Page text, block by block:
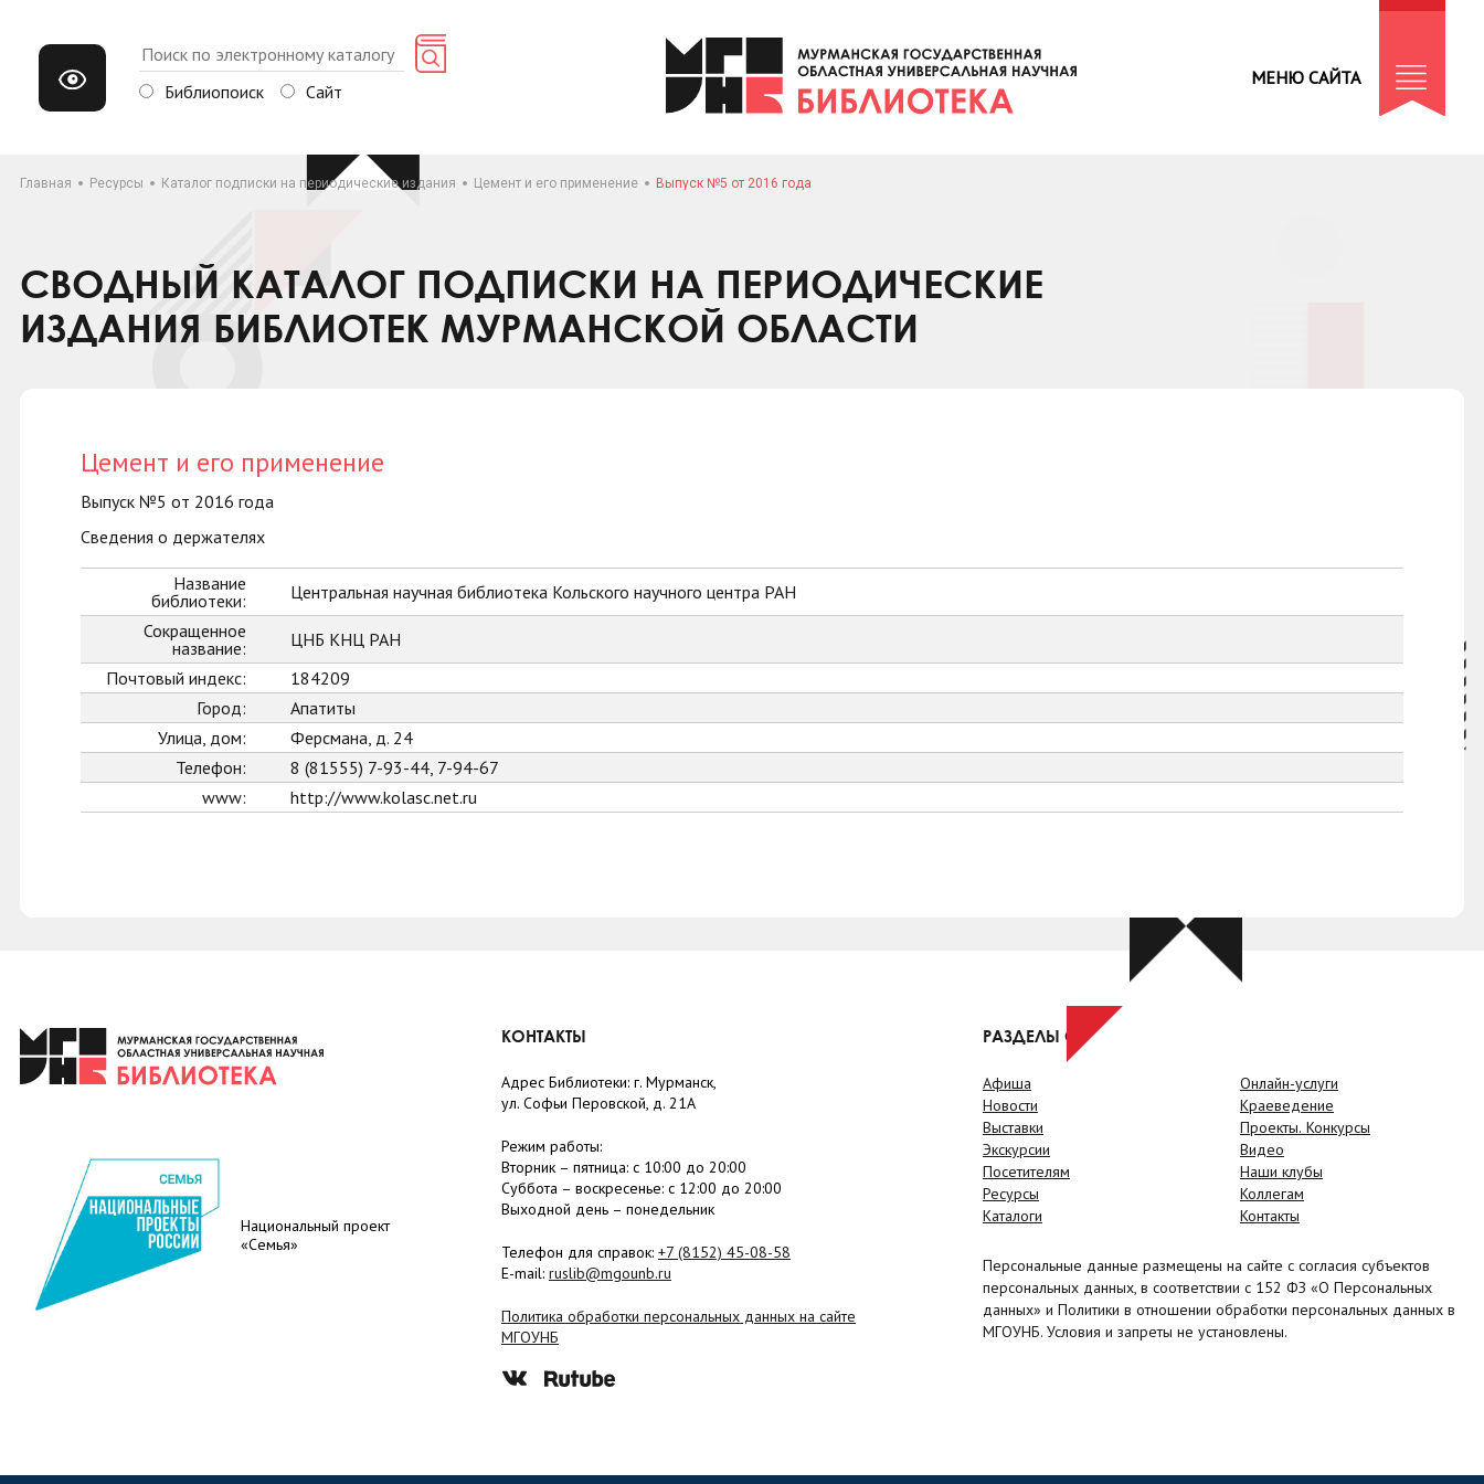
Библиопоиск Сайт
МЕНЮ САЙТА
Главная Ресурсы Каталог подписки на периодические издания Цемент и его применение Выпуск №5 от 2016 года
СВОДНЫЙ КАТАЛОГ ПОДПИСКИ НА ПЕРИОДИЧЕСКИЕ
ИЗДАНИЯ БИБЛИОТЕК МУРМАНСКОЙ ОБЛАСТИ
Цемент и его применение
Выпуск №5 от 2016 года
Сведения о держателях
Название
библиотеки:
Центральная научная библиотека Кольского научного центра РАН
Сокращенное
название:
ЦНБ КНЦ РАН
Почтовый индекс:
184209
Город:
Апатиты
Улица, дом:
Ферсмана, д. 24
Телефон:
8 (81555) 7-93-44, 7-94-67
www:
http://www.kolasc.net.ru
Национальный проект
«Семья»
КОНТАКТЫ
Адрес Библиотеки: г. Мурманск,
ул. Софьи Перовской, д. 21А
Режим работы:
Вторник – пятница: с 10:00 до 20:00
Суббота – воскресенье: c 12:00 до 20:00
Выходной день – понедельник
Телефон для справок: +7 (8152) 45-08-58
E-mail: ruslib@mgounb.ru
Политика обработки персональных данных на сайте
МГОУНБ
РАЗДЕЛЫ САЙТА
Афиша
Новости
Выставки
Экскурсии
Посетителям
Ресурсы
Каталоги
Онлайн-услуги
Краеведение
Проекты. Конкурсы
Видео
Наши клубы
Коллегам
Контакты
Персональные данные размещены на сайте с согласия субъектов
персональных данных, в соответствии с 152 ФЗ «О Персональных
данных» и Политики в отношении обработки персональных данных в
МГОУНБ. Условия и запреты не установлены.